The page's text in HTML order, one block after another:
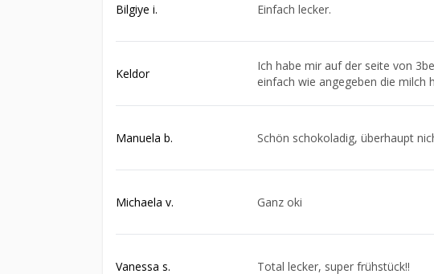
Bilgiye i. Einfach lecker.
Keldor
Ich habe mir auf der seite von
einfach wie angegeben die milch
Manuela b. Schön schokoladig, überhaupt
Michaela v. Ganz oki
Vanessa s. Total lecker, super frühstück!!